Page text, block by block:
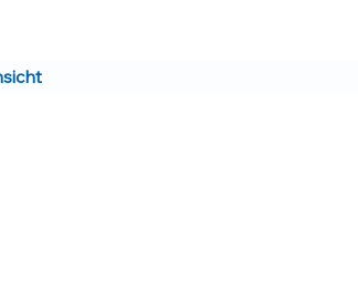
mit 2 x 7 + 1 x 15